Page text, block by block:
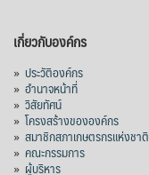
เกี่ยวกับองค์กร
» ประวัติองค์กร
» อำนาจหน้าที่
» วิสัยทัศน์
» โครงสร้างขององค์กร
» สมาชิกสภาเกษตรกรแห่งชาติ
» คณะกรรมการ
» ผู้บริหาร